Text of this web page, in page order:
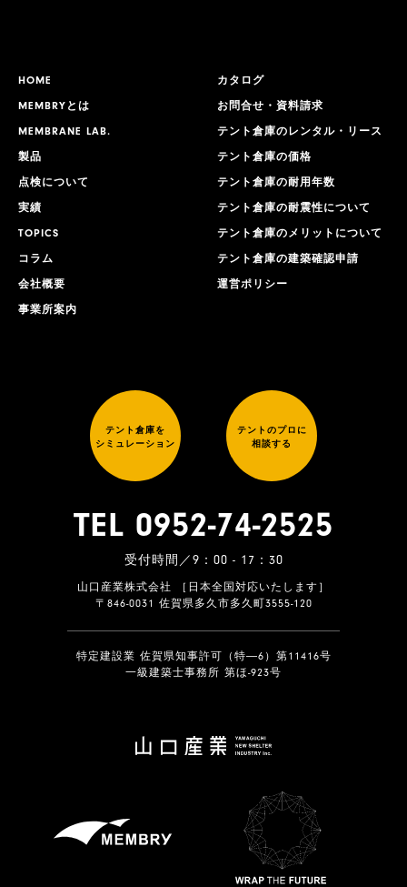
HOME
MEMBRYとは
MEMBRANE LAB.
製品
点検について
実績
TOPICS
コラム
会社概要
事業所案内
カタログ
お問合せ・資料請求
テント倉庫のレンタル・リース
テント倉庫の価格
テント倉庫の耐用年数
テント倉庫の耐震性について
テント倉庫のメリットについて
テント倉庫の建築確認申請
運営ポリシー
テント倉庫を
シミュレーション
テントのプロに
相談する
TEL 0952-74-2525
受付時間／9：00 - 17：30
山口産業株式会社 ［日本全国対応いたします］
〒846-0031 佐賀県多久市多久町3555-120
特定建設業 佐賀県知事許可（特―6）第11416号
一級建築士事務所 第ほ-923号